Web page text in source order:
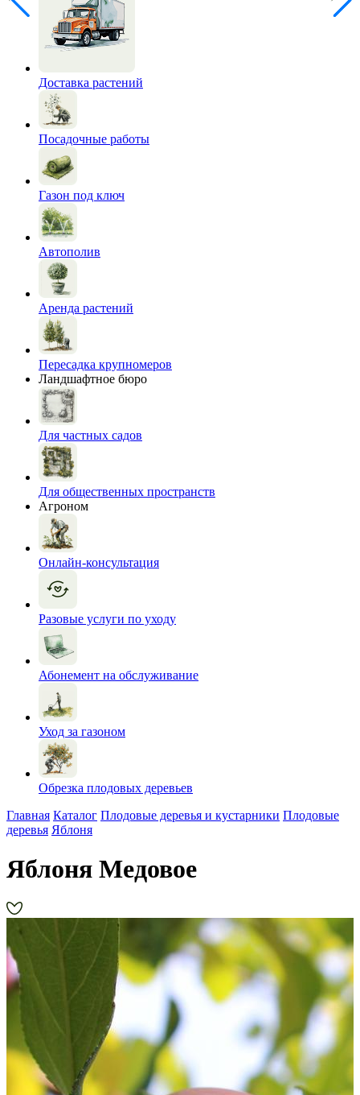
Доставка растений
Посадочные работы
Газон под ключ
Автополив
Аренда растений
Пересадка крупномеров
Ландшафтное бюро
Для частных садов
Для общественных пространств
Агроном
Онлайн-консультация
Разовые услуги по уходу
Абонемент на обслуживание
Уход за газоном
Обрезка плодовых деревьев
Главная Каталог Плодовые деревья и кустарники Плодовые
деревья Яблоня
Яблоня Медовое